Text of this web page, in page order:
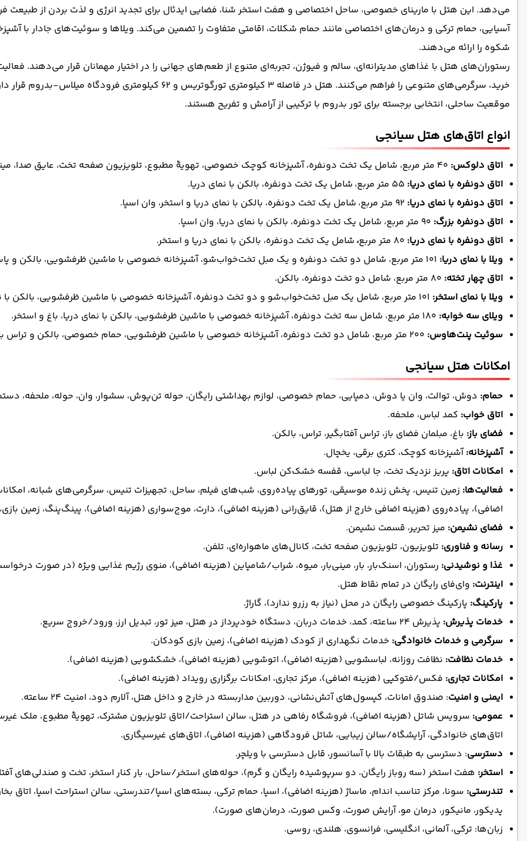
آسیایی، حمام ترکی و درمان‌های اختصاصی مانند حمام شکلات، اقامتی متفاوت را تضمین می‌کند. ویلاها و سوئیت‌های جادار با
شکوه را ارائه می‌دهند.
رستوران‌های هتل با غذاهای مدیترانه‌ای، سالم و فیوژن، تجربه‌ای متنوع از طعم‌های جهانی را در اختیار مهمانان قرار می‌دهند.
خرید، سرگرمی‌های متنوعی را فراهم می‌کنند. هتل در فاصله 3 کیلومتری تورگوتریس و 62 کیلومتری فرودگاه میلاس-بدروم قرار دارد.
موقعیت ساحلی، انتخابی برجسته برای تور بدروم با ترکیبی از آرامش و تفریح هستند.
انواع اتاق‌های هتل سیانجی
اتاق دلوکس:
اتاق دونفره با نمای دریا: 55 متر مربع، شامل یک تخت دونفره، بالکن با نمای دریا.
اتاق دونفره با نمای دریا:
اتاق دونفره بزرگ:
اتاق دونفره با نمای دریا: 80 متر مربع ، شامل یک تخت دونفره، بالکن با نمای دریا و استخر.
ویلا با نمای دریا:
اتاق چهار تخته:
ویلا با نمای استخر:
ویلای سه خوابه: 180 متر مربع، شامل سه تخت دونفره، آشپزخانه خصوصی با ماشین ظرفشویی، بالکن با نمای دریا، باغ و استخر.
سوئیت پنت‌هاوس:
امکانات هتل سیانجی
حمام: دوش، توالت، وان یا دوش، دمپایی، حمام خصوصی، لوازم بهداشتی رایگان، حوله تن‌پوش، سشوار، وان، حوله، ملحفه،
اتاق خواب: کمد لباس، ملحفه.
فضای باز: باغ، مبلمان فضای باز، تراس آفتابگیر، تراس، بالکن.
آشپزخانه:آشپزخانه کوچک، کتری برقی، یخچال.
امکانات اتاق: پریز نزدیک تخت، جا لباسی، قفسه خشک‌کن لباس.
فعالیت‌ها: زمین تنیس، پخش زنده موسیقی، تورهای پیاده‌روی، شب‌های فیلم، ساحل، تجهیزات تنیس، سرگرمی‌های شبانه،
اضافی)، پیاده‌روی (هزینه اضافی خارج از هتل)، قایق‌رانی (هزینه اضافی)، دارت، موج‌سواری (هزینه اضافی)، پینگ‌پنگ، زمین
فضای نشیمن: میز تحریر، قسمت نشیمن.
رسانه و فناوری: تلویزیون، تلویزیون صفحه تخت، کانال‌های ماهواره‌ای، تلفن.
غذا و نوشیدنی: رستوران، اسنک‌بار، بار، مینی‌بار، میوه، شراب/شامپاین (هزینه اضافی)، منوی رژیم غذایی ویژه (در صورت
اینترنت: وای‌فای رایگان در تمام نقاط هتل.
پارکینگ: پارکینگ خصوصی رایگان در محل (نیاز به رزرو ندارد)، گاراژ.
خدمات پذیرش: پذیرش 24 ساعته، کمد، خدمات دربان، دستگاه خودپرداز در هتل، میز تور، تبدیل ارز، ورود/خروج سریع.
سرگرمی و خدمات خانوادگی: خدمات نگهداری از کودک (هزینه اضافی)، زمین بازی کودکان.
خدمات نظافت: نظافت روزانه، لباسشویی (هزینه اضافی)، اتوشویی (هزینه اضافی)، خشکشویی (هزینه اضافی).
امکانات تجاری: فکس/فتوکپی (هزینه اضافی)، مرکز تجاری، امکانات برگزاری رویداد (هزینه اضافی).
ایمنی و امنیت: صندوق امانات، کپسول‌های آتش‌نشانی، دوربین مداربسته در خارج و داخل هتل، آلارم دود، امنیت 24 ساعته.
عمومی: سرویس شاتل (هزینه اضافی)، فروشگاه رفاهی در هتل، سالن استراحت/اتاق تلویزیون مشترک، تهویۀ مطبوع، ملک
اتاق‌های خانوادگی، آرایشگاه/سالن زیبایی، شاتل فرودگاهی (هزینه اضافی)، اتاق‌های غیرسیگاری.
دسترسی: دسترسی به طبقات بالا با آسانسور، قابل دسترسی با ویلچر.
استخر: هفت استخر (سه روباز رایگان، دو سرپوشیده رایگان و گرم)، حوله‌های استخر/ساحل، بار کنار استخر، تخت و صندلی‌های
تندرستی: سونا، مرکز تناسب اندام، ماساژ (هزینه اضافی)، اسپا، حمام ترکی، بسته‌های اسپا/تندرستی، سالن استراحت اسپا، اتاق
پدیکور، مانیکور، درمان مو، آرایش صورت، وکس صورت، درمان‌های صورت).
زبان‌ها: ترکی، آلمانی، انگلیسی، فرانسوی، هلندی، روسی.